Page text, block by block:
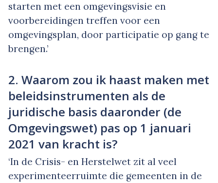
starten met een omgevingsvisie en
voorbereidingen treffen voor een
omgevingsplan, door participatie op gang te
brengen.’
2. Waarom zou ik haast maken met
beleidsinstrumenten als de
juridische basis daaronder (de
Omgevingswet) pas op 1 januari
2021 van kracht is?
‘In de Crisis- en Herstelwet zit al veel
experimenteerruimte die gemeenten in de